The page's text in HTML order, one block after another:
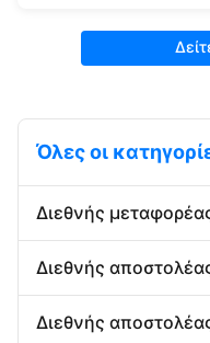
Όλες οι
Διεθνής
Εισαγωγή
Από σπίτι σε
Αποθηκεύοντας
Διεθνής
Διεθνής